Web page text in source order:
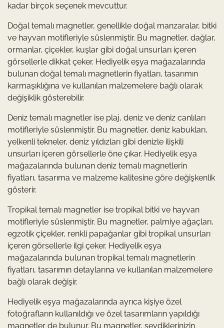
kadar birçok seçenek mevcuttur.
Doğal temalı magnetler, genellikle doğal manzaralar, bitki
ve hayvan motifleriyle süslenmiştir. Bu magnetler, dağlar,
ormanlar, çiçekler, kuşlar gibi doğal unsurları içeren
görsellerle dikkat çeker. Hediyelik eşya mağazalarında
bulunan doğal temalı magnetlerin fiyatları, tasarımın
karmaşıklığına ve kullanılan malzemelere bağlı olarak
değişiklik gösterebilir.
Deniz temalı magnetler ise plaj, deniz ve deniz canlıları
motifleriyle süslenmiştir. Bu magnetler, deniz kabukları,
yelkenli tekneler, deniz yıldızları gibi denizle ilişkili
unsurları içeren görsellerle öne çıkar. Hediyelik eşya
mağazalarında bulunan deniz temalı magnetlerin
fiyatları, tasarıma ve malzeme kalitesine göre değişkenlik
gösterir.
Tropikal temalı magnetler ise tropikal bitki ve hayvan
motifleriyle süslenmiştir. Bu magnetler, palmiye ağaçları,
egzotik çiçekler, renkli papağanlar gibi tropikal unsurları
içeren görsellerle ilgi çeker. Hediyelik eşya
mağazalarında bulunan tropikal temalı magnetlerin
fiyatları, tasarımın detaylarına ve kullanılan malzemelere
bağlı olarak değişir.
Hediyelik eşya mağazalarında ayrıca kişiye özel
fotoğrafların kullanıldığı ve özel tasarımların yapıldığı
magnetler de bulunur. Bu magnetler, sevdiklerinizin